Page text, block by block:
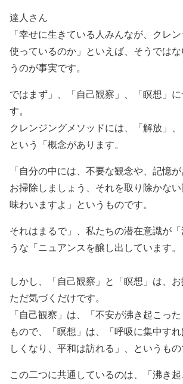
達人さん
「幸せに生きている人みんなが、クレ
使っているのか」といえば、そうでは
うのが事実です。
ではまず」、「自己観察」、「瞑想」
す。
クレンジングメソッドには、「解放」、
という「概念があります。
「自分の中には、不要な観念や、記憶
お掃除しましょう、それを取り除かな
味わいますよ」というものです。
それはまるで」、私たちの潜在意識が
うな「ニュアンスを醸し出しています。
しかし、「自己観察」と「瞑想」は、お
ただ気づくだけです。
「自己観察」は、「不安が沸き起こっ
もので、「瞑想」は、「呼吸に集中す
しくなり、平和は訪れる」、というもの
この二つに共通しているのは、「沸き